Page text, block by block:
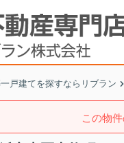
戸建てを探すならリブラン
この物